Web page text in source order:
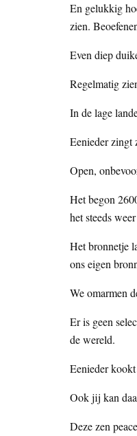
En gelukkig
zien.
Even diep
Regelmatig
In de lage
Eenieder zingt
Open,
Het begon
het steeds
Het bronnetje
ons eigen
We omarmen
Er is geen
de wereld.
Eenieder
Ook jij kan
Deze zen